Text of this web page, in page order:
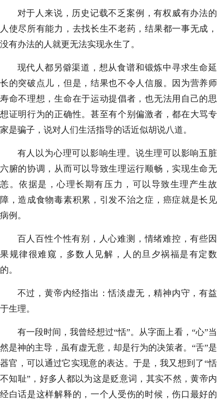
对于人来说，历史记载不乏案例，有权威有办法的
人使尽所有能力，去找长生不老药，结果都一事无成，
没有办法的人就更无法实现永生了。
现代人都另僻渠道，想从食谱和锻炼中寻求生命延
长的突破点儿，但是，结果也不令人信服。因为营养师
寿命不理想，生命在于运动提倡者，也无法用自己的思
想证明行为的正确性。甚至有个别偏激者，都在大骂专
家是骗子，说对人们生活指导的话近似胡说八道。
有人以为心理可以影响生理。说生理可以影响五脏
六腑的协调，从而可以导致生理运行顺畅，实现生命无
恙。依据是，心理长期有压力，可以导致生理产生故
障，造成食物毒素积累，引发不治之症，癌症就是长见
病例。
百人百性个性有别，人心难测，情绪难控，有些因
果规律很难窥，多数人见解，人的旦夕祸福是有定数
的。
不过，黄帝内经指出：恬淡虚无，精神内守，有益
于生理。
有一段时间，我曾经想过“恬”。从字面上看，“心”当
然是神的主导，虽有虚无意，却是行为的决策者。“舌”是
器官，可以通过它实现意的表达。于是，我又想到了“恬
不知耻”，好多人都以为这是贬意词，其实不然，黄帝内
经白话是这样解释的，一个人受伤的时候，伤口最好的